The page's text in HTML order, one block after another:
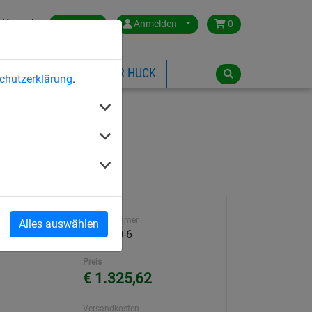
.
Alles auswählen
Kontakt Austria Anmelden 0
ÜBER HUCK
Artikelnummer
4591-30-6
Preis
€ 1.325,62
Versandkosten